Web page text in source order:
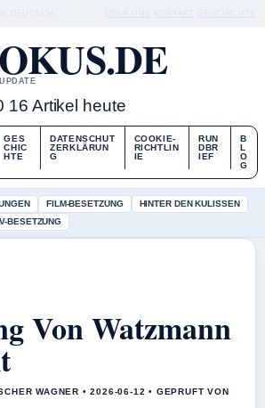
16 Artikel heute
GES
CHIC
HTE
DATENSCHUT
ZERKLÄRUN
G
COOKIE-
RICHTLIN
IE
RUN
DBR
IEF
B
L
O
G
FILM-BESETZUNG
HINTER DEN KULISSEN
BESETZUNG
Von Watzmann
WAGNER • 2026-06-12 • GEPRUFT VON